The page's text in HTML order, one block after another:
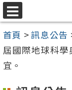
跳
至
主
要
內
選
單
首頁 >訊息公告
屆國際地球科
宜。